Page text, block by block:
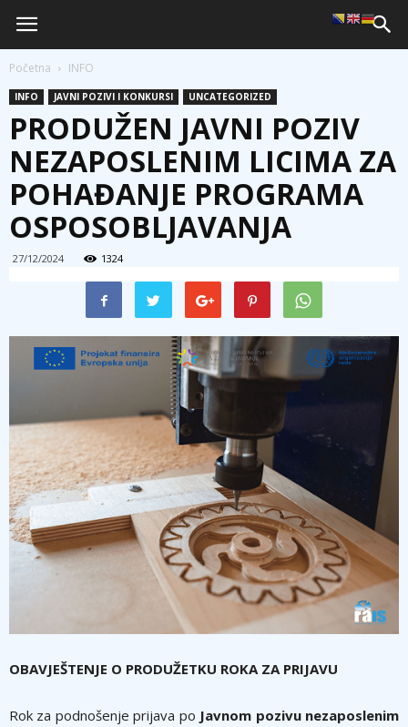
Početna INFO
INFO JAVNI POZIVI I KONKURSI UNCATEGORIZED
PRODUŽEN JAVNI POZIV
NEZAPOSLENIM LICIMA ZA
POHAĐANJE PROGRAMA
OSPOSOBLJAVANJA
27/12/2024 1324
OBAVJEŠTENJE O PRODUŽETKU ROKA ZA PRIJAVU
Rok za podnošenje prijava po Javnom pozivu nezaposlenim